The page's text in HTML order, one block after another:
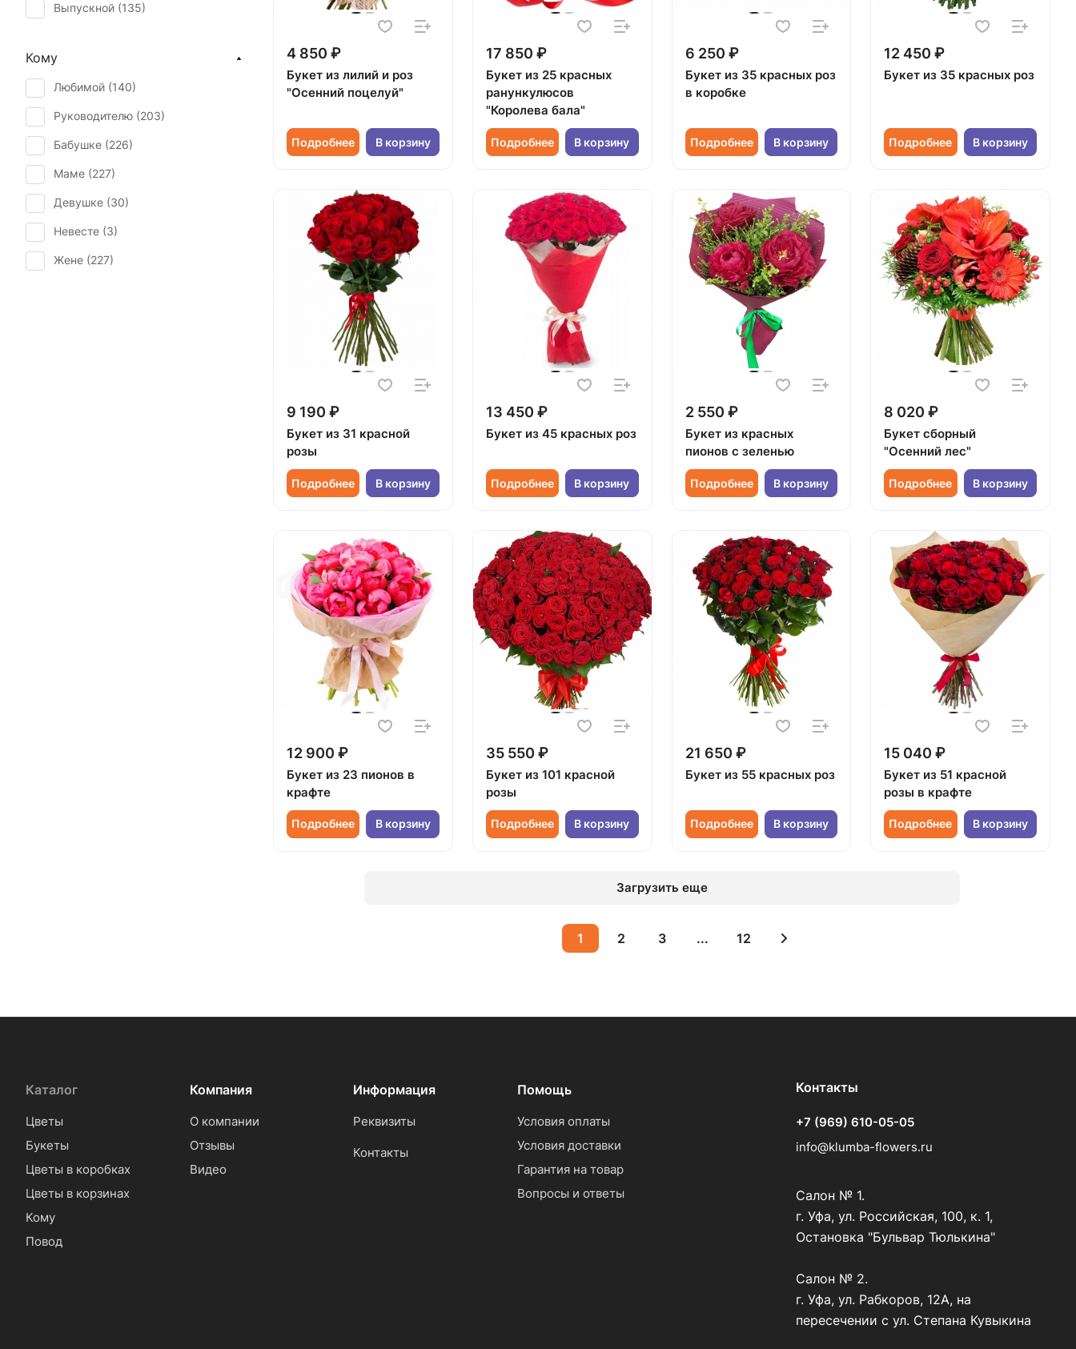
4 850 ₽
Букет из лилий и роз
"Осенний поцелуй"
Подробнее В корзину
17 850 ₽
Букет из 25 красных
ранункулюсов
"Королева бала"
Подробнее В корзину
6 250 ₽
Букет из 35 красных роз
в коробке
Подробнее В корзину
12 450 ₽
Букет из 35 красных роз
Подробнее В корзину
9 190 ₽
Букет из 31 красной
розы
Подробнее В корзину
13 450 ₽
Букет из 45 красных роз
Подробнее В корзину
2 550 ₽
Букет из красных
пионов с зеленью
Подробнее В корзину
8 020 ₽
Букет сборный
"Осенний лес"
Подробнее В корзину
12 900 ₽
Букет из 23 пионов в
крафте
Подробнее В корзину
35 550 ₽
Букет из 101 красной
розы
Подробнее В корзину
21 650 ₽
Букет из 55 красных роз
Подробнее В корзину
15 040 ₽
Букет из 51 красной
розы в крафте
Подробнее В корзину
Загрузить еще
1 2 3 ... 12
Подсолнух ( 1)
Выпускной (135)
День учителя (
Пасха (3)
Первое свидание (214
Последний звонок (
Рождение ребенка (
Рождество (8
Свадьба (1)
Татьянин день (
Кому
Любимой (140)
Руководителю (203)
Бабушке (226)
Маме (227)
Девушке (30)
Невесте (3)
Жене (227)
Каталог
Цветы
Букеты
Цветы в коробках
Цветы в корзинах
Кому
Повод
Компания
О компании
Отзывы
Видео
Информация
Реквизиты
Контакты
Помощь
Условия оплаты
Условия доставки
Гарантия на товар
Вопросы и ответы
Контакты
+7 (969) 610-05-05
info@klumba-flowers.ru
Салон № 1.
г. Уфа, ул. Российская, 100, к. 1,
Остановка "Бульвар Тюлькина"
Салон № 2.
г. Уфа, ул. Рабкоров, 12А, на
пересечении с ул. Степана Кувыкина